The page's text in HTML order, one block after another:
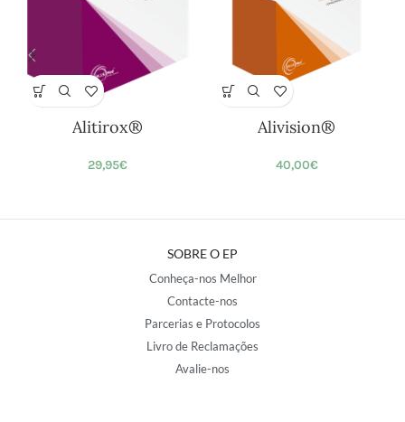
Alitirox®
29,95€
Alivision®
40,00€
SOBRE O EP
Conheça-nos Melhor
Contacte-nos
Parcerias e Protocolos
Livro de Reclamações
Avalie-nos